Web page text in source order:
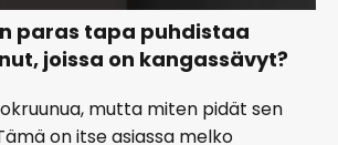
paras tapa puhdistaa
joissa on kangassävyt?
mutta miten pidät sen
on itse asiassa melko